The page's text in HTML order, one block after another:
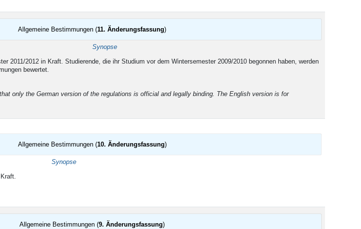
Allgemeine Bestimmungen (11. Änderungsfassung)
Synopse
2011/2012 in Kraft. Studierende, die ihr Studium vor dem Wintersemester 2009/2010 begonnen haben, werden
bewertet.
only the German version of the regulations is official and legally binding. The English version is for
Allgemeine Bestimmungen (10. Änderungsfassung)
Synopse
Allgemeine Bestimmungen (9. Änderungsfassung)